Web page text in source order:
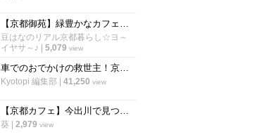
【京都御苑】緑豊かなカフェでモーニング開始！朝活に老舗パン謹製『あんバタートースト』を☆
豆はなのリアル京都暮らし☆ヨ～
イヤサ～♪
5,079 view
車でのおでかけの救世主！京都市内で駐車場が3台以上あるカフェ【まとめ】
Kyotopi 編集部 41,250 view
【京都カフェ】今出川で見つけた"本格中華ティースタンド" 夜カフェ利用もできる
葵 2,979 view